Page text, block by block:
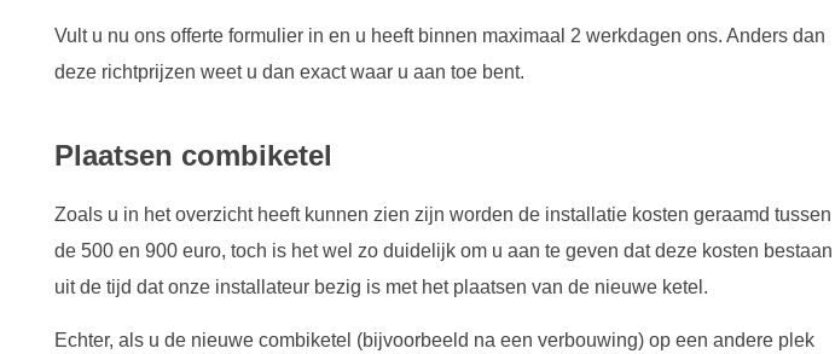
Vult u nu ons offerte formulier in en u heeft binnen maximaal 2 werkdagen ons. Anders dan
deze richtprijzen weet u dan exact waar u aan toe bent.
Plaatsen combiketel
Zoals u in het overzicht heeft kunnen zien zijn worden de installatie kosten geraamd tussen
de 500 en 900 euro, toch is het wel zo duidelijk om u aan te geven dat deze kosten bestaan
uit de tijd dat onze installateur bezig is met het plaatsen van de nieuwe ketel.
Echter, als u de nieuwe combiketel (bijvoorbeeld na een verbouwing) op een andere plek